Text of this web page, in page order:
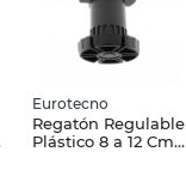
Eurotecno
Regatón Regulable
Plástico 8 a 12 Cm